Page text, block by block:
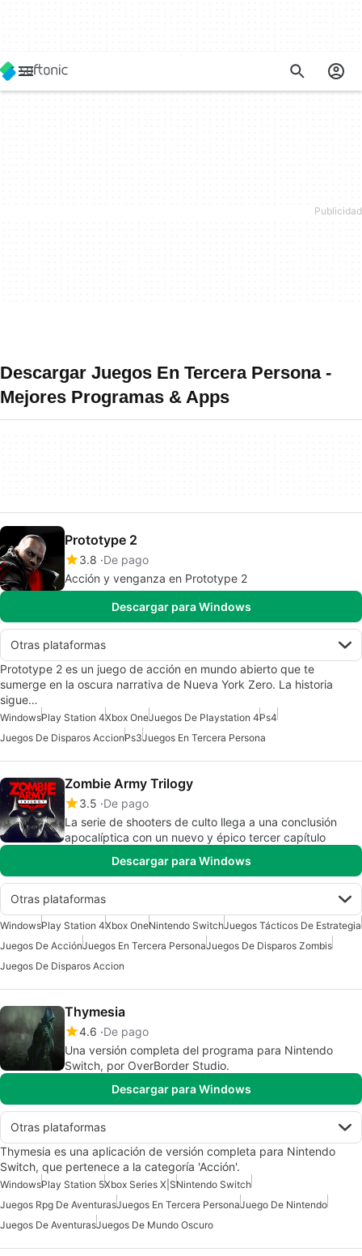
Descargar Juegos En Tercera Persona -
Mejores Programas & Apps
Prototype 2
3.8 De pago
Acción y venganza en Prototype 2
Descargar para Windows
Otras plataformas
Prototype 2 es un juego de acción en mundo abierto que te
sumerge en la oscura narrativa de Nueva York Zero. La historia
sigue…
WindowsPlay Station 4Xbox OneJuegos De Playstation 4Ps4
Juegos De Disparos AccionPs3Juegos En Tercera Persona
Zombie Army Trilogy
3.5 De pago
La serie de shooters de culto llega a una conclusión
apocalíptica con un nuevo y épico tercer capítulo
Descargar para Windows
Otras plataformas
WindowsPlay Station 4Xbox OneNintendo SwitchJuegos Tácticos De Estrategia
Juegos De AcciónJuegos En Tercera PersonaJuegos De Disparos Zombis
Juegos De Disparos Accion
Thymesia
4.6 De pago
Una versión completa del programa para Nintendo
Switch, por OverBorder Studio.
Descargar para Windows
Otras plataformas
Thymesia es una aplicación de versión completa para Nintendo
Switch, que pertenece a la categoría 'Acción'.
WindowsPlay Station 5Xbox Series X|SNintendo Switch
Juegos Rpg De AventurasJuegos En Tercera PersonaJuego De Nintendo
Juegos De AventurasJuegos De Mundo Oscuro